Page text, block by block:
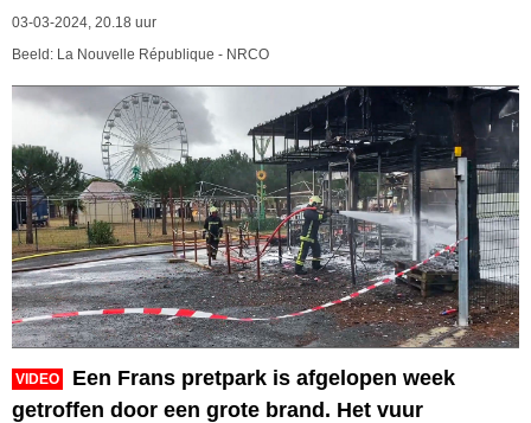
03-03-2024, 20.18 uur
Beeld: La Nouvelle République - NRCO
VIDEO
Een Frans pretpark is afgelopen week
getroffen door een grote brand. Het vuur